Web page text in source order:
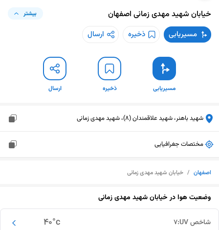
خیابان شهید مهدی زمانی اصفهان بیشتر
مسیریابی ذخیره ارسال
مسیریابی ذخیره ارسال
شهید باهنر، شهید علاقمندان (8)، شهید مهدی زمانی
مختصات جغرافیایی
اصفهان / خیابان شهید مهدی زمانی
وضعیت هوا درخیابان شهید مهدی زمانی
40°c شاخص UV: 7